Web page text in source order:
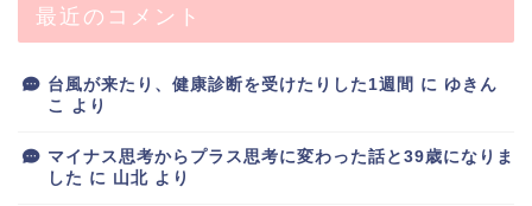
最近のコメント
台風が来たり、健康診断を受けたりした1週間 に ゆきん
こ
より
マイナス思考からプラス思考に変わった話と39歳になりま
した に 山北 より